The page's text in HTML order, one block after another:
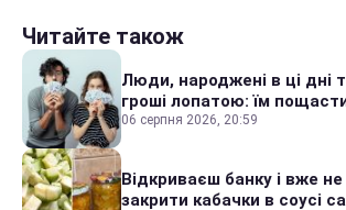
Читайте також
Люди, народжені в ці дні
гроші лопатою: їм
06 серпня 2026, 20:59
Відкриваєш банку і вже
закрити кабачки в соусі